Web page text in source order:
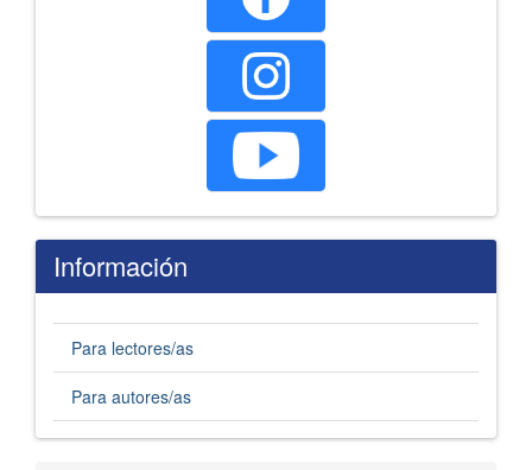
Información
Para lectores/as
Para autores/as